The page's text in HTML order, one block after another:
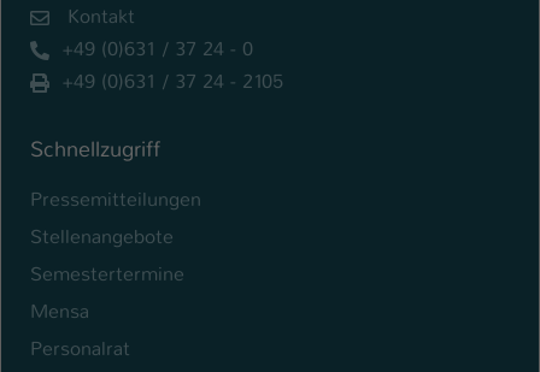
Kontakt
+49 (0)631 / 37 24 - 0
+49 (0)631 / 37 24 - 2105
Schnellzugriff
Pressemitteilungen
Stellenangebote
Semestertermine
Mensa
Personalrat